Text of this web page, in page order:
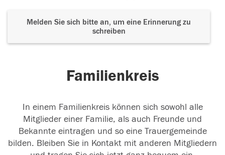
Melden Sie sich bitte an, um eine Erinnerung zu
schreiben
Familienkreis
In einem Familienkreis können sich sowohl alle
Mitglieder einer Familie, als auch Freunde und
Bekannte eintragen und so eine Trauergemeinde
bilden. Bleiben Sie in Kontakt mit anderen Mitgliedern